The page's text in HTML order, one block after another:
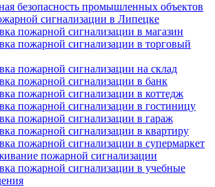
безопасность промышленных объектов
сигнализации в Липецке
пожарной сигнализации в магазин
пожарной сигнализации в торговый
пожарной сигнализации на склад
пожарной сигнализации в банк
пожарной сигнализации в коттедж
пожарной сигнализации в гостиницу
пожарной сигнализации в гараж
пожарной сигнализации в квартиру
пожарной сигнализации в супермаркет
пожарной сигнализации
пожарной сигнализации в учебные